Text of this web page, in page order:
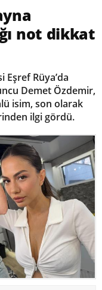
not dikkat
Rüya’da
Demet Özdemir,
isim, son olarak
ilgi gördü.